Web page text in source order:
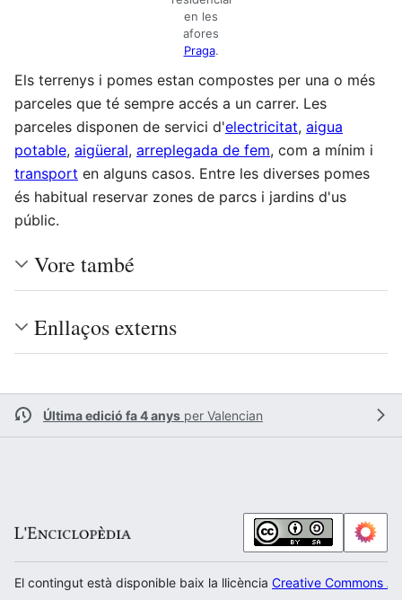
en les
afores
Praga.
Els terrenys i pomes estan compostes per una o més
parceles que té sempre accés a un carrer. Les
parceles disponen de servici d'electricitat, aigua
potable, aigüeral, arreplegada de fem, com a mínim i
transport en alguns casos. Entre les diverses pomes
és habitual reservar zones de parcs i jardins d'us
públic.
Vore també
Enllaços externs
Última edició fa 4 anys per Valencian
El contingut està disponible baix la llicència Creative Commons